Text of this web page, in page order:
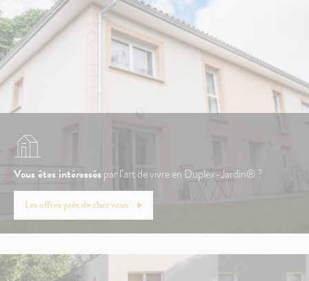
Vous êtes intéressés par l’art de vivre en Duplex-Jardin® ?
Les offres près de chez vous